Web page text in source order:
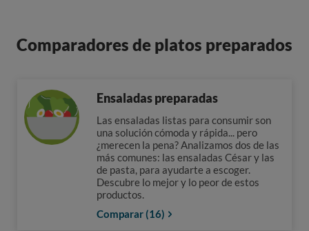
Comparadores de platos preparados
Ensaladas preparadas
Las ensaladas listas para consumir son
una solución cómoda y rápida... pero
¿merecen la pena? Analizamos dos de las
más comunes: las ensaladas César y las
de pasta, para ayudarte a escoger.
Descubre lo mejor y lo peor de estos
productos.
Comparar (16)